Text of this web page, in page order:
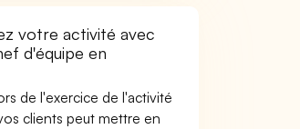
votre activité avec
d'équipe en
de l'exercice de l'activité
clients peut mettre en